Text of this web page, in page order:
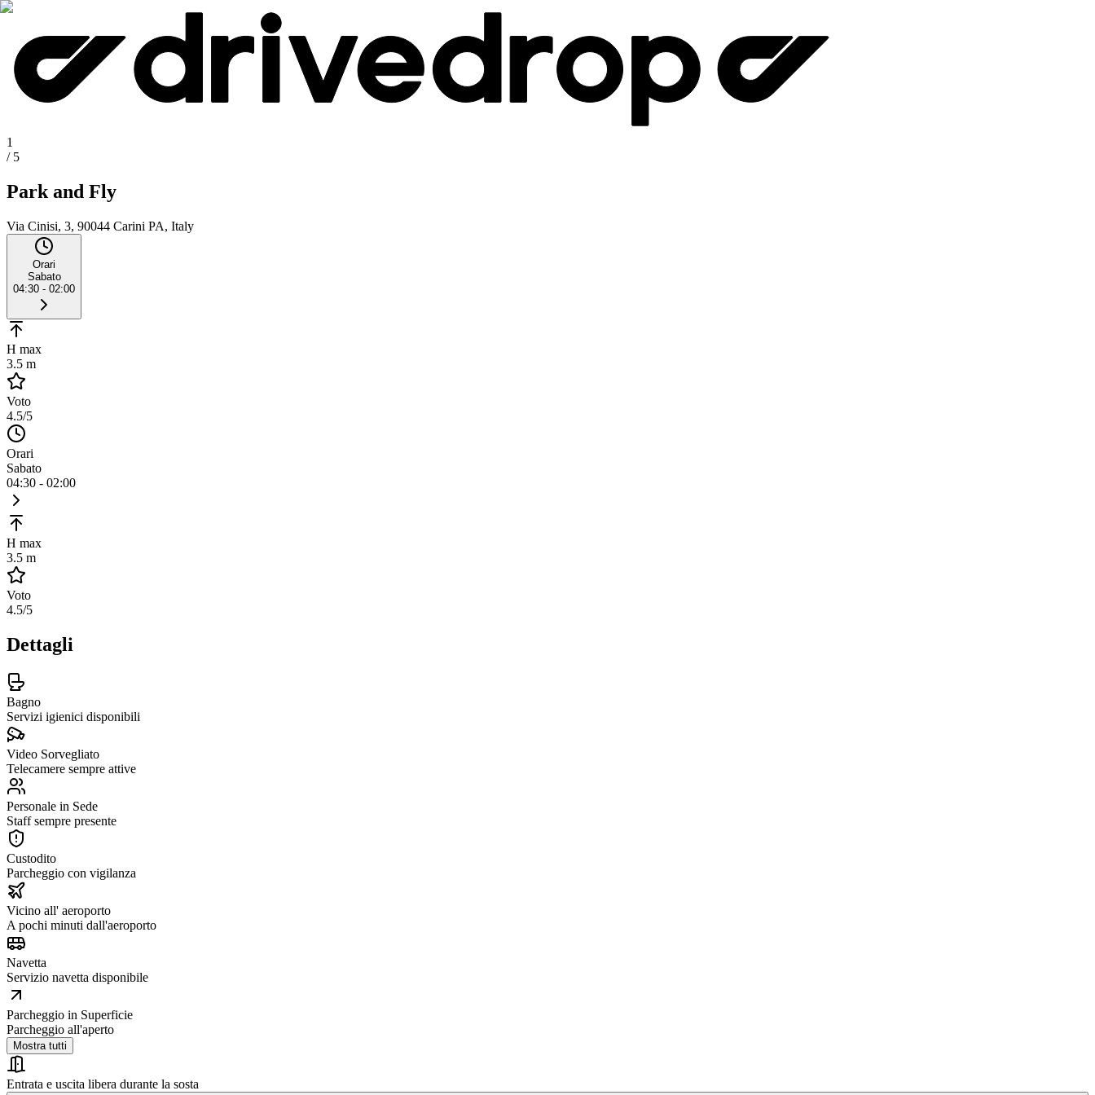
1
/ 5
Park and Fly
Via Cinisi, 3, 90044 Carini PA, Italy
Orari
Sabato
04:30 - 02:00
H max
3.5 m
Voto
4.5/5
Orari
Sabato
04:30 - 02:00
H max
3.5 m
Voto
4.5/5
Dettagli
Bagno
Servizi igienici disponibili
Video Sorvegliato
Telecamere sempre attive
Personale in Sede
Staff sempre presente
Custodito
Parcheggio con vigilanza
Vicino all' aeroporto
A pochi minuti dall'aeroporto
Navetta
Servizio navetta disponibile
Parcheggio in Superficie
Parcheggio all'aperto
Mostra tutti
Entrata e uscita libera durante la sosta